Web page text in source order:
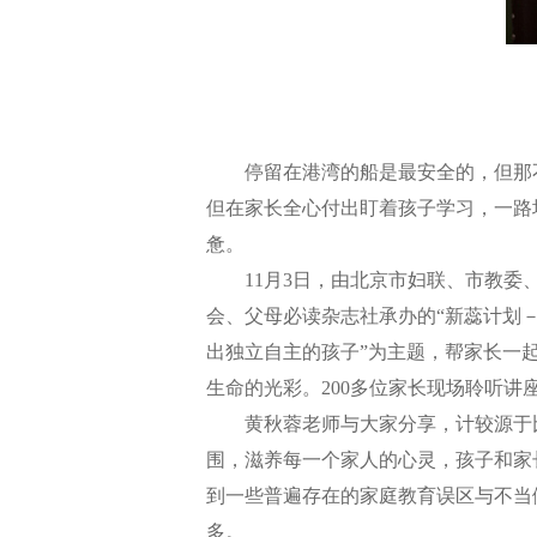
停留在港湾的船是最安全的，但那
但在家长全心付出盯着孩子学习，一
惫。
11月3日，由北京市妇联、市教委、
会、父母必读杂志社承办的“新蕊计划
出独立自主的孩子”为主题，帮家长一
生命的光彩。200多位家长现场聆听讲
黄秋蓉老师与大家分享，计较源于
围，滋养每一个家人的心灵，孩子和
到一些普遍存在的家庭教育误区与不
多。